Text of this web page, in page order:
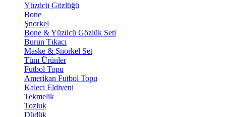
Yüzücü Gözlüğü
Bone
Şnorkel
Bone & Yüzücü Gözlük Seti
Burun Tıkacı
Maske & Şnorkel Set
Tüm Ürünler
Futbol Topu
Amerikan Futbol Topu
Kaleci Eldiveni
Tekmelik
Tozluk
Düdük